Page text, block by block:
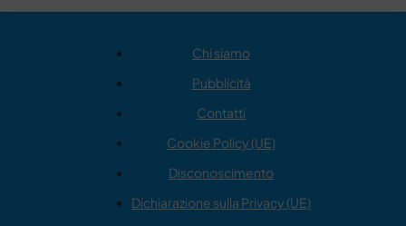
Chi siamo
Pubblicità
Contatti
Cookie Policy (UE)
Disconoscimento
Dichiarazione sulla Privacy (UE)